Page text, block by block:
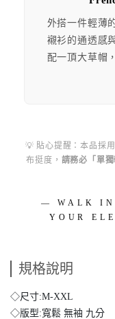
外搭一件輕薄
襯衫的通透感
配一頂大草帽
💡 貼心提醒：本品採
布挺度， 請務必「單獨
— WALK IN
YOUR
規格說明
◇尺寸:M-XXL
◇版型:寬鬆 無袖 九分